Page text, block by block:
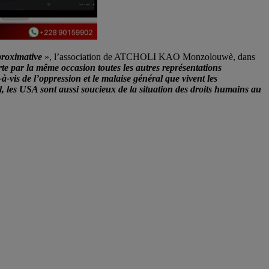
», l’association de ATCHOLI KAO Monzolouwè, dans
par la même occasion toutes les autres représentations
de l’oppression et le malaise général que vivent les
les USA sont aussi soucieux de la situation des droits humains au